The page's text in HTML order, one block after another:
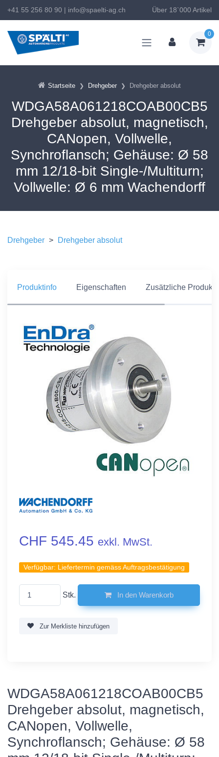
+41 55 256 80 90 | info@spaelti-ag.ch Über 18`000 Artikel
0
Startseite Drehgeber Drehgeber absolut
WDGA58A061218COAB00CB5
Drehgeber absolut, magnetisch,
CANopen, Vollwelle,
Synchroflansch; Gehäuse: Ø 58
mm 12/18-bit Single-/Multiturn;
Vollwelle: Ø 6 mm Wachendorff
Drehgeber > Drehgeber absolut
Produktinfo Eigenschaften Zusätzliche
CHF 545.45 exkl. MwSt.
Verfügbar: Liefertermin gemäss Auftragsbestätigung
Stk. In den Warenkorb
Zur Merkliste hinzufügen
WDGA58A061218COAB00CB5
Drehgeber absolut, magnetisch,
CANopen, Vollwelle,
Synchroflansch; Gehäuse: Ø 58